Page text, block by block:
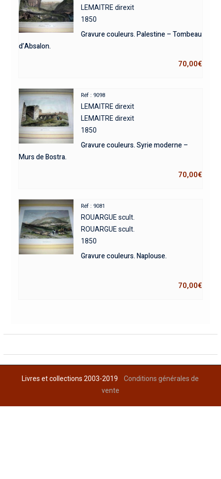
LEMAITRE direxit
1850
Gravure couleurs. Palestine – Tombeau
d’Absalon.
70,00€
Réf : 9098
LEMAITRE direxit
LEMAITRE direxit
1850
Gravure couleurs. Syrie moderne –
Murs de Bostra.
70,00€
Réf : 9081
ROUARGUE scult.
ROUARGUE scult.
1850
Gravure couleurs. Naplouse.
70,00€
Livres et collections 2003-2019Conditions générales de
vente